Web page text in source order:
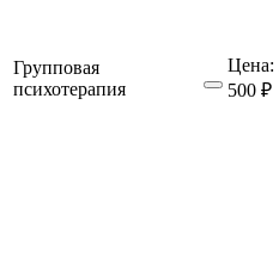
Групповая
психотерапия
Цена:
500 ₽